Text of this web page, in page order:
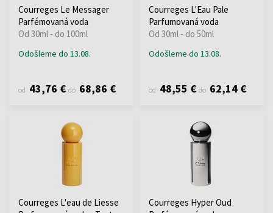
Courreges Le Messager
Parfémovaná voda
Od 30ml - do 100ml
Odošleme do 13.08.
od 43,76 € do 68,86 €
Courreges L'Eau Pale
Parfumovaná voda
Od 30ml - do 50ml
Odošleme do 13.08.
od 48,55 € do 62,14 €
Courreges L'eau de Liesse
Courreges Hyper Oud